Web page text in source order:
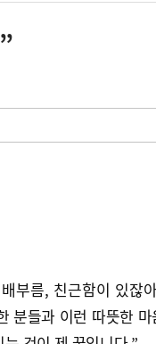
부름, 친근함이 있잖
분들과 이런 따뜻한